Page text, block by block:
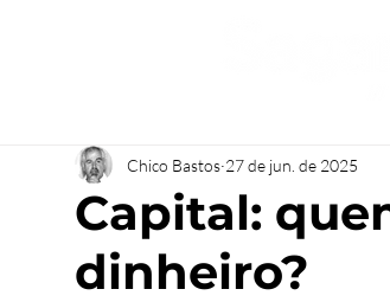
Capital:
dinheiro?
Chico Bastos 27 de jun. de 2025